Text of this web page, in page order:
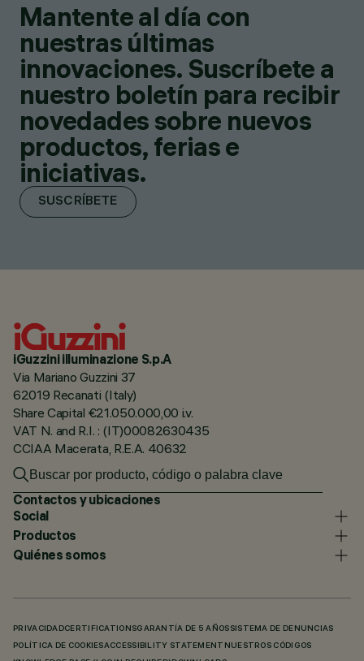
Mantente al día con
nuestras últimas
innovaciones. Suscríbete a
nuestro boletín para recibir
novedades sobre nuevos
productos, ferias e
iniciativas.
SUSCRÍBETE
iGuzzini illuminazione S.p.A
Via Mariano Guzzini 37
62019 Recanati (Italy)
Share Capital €21.050.000,00 i.v.
VAT N. and R.I. : (IT)00082630435
CCIAA Macerata, R.E.A. 40632
Contactos y ubicaciones
Social
Productos
Quiénes somos
PRIVACIDADCERTIFICATIONSGARANTÍA DE 5 AÑOS SISTEMA DE DENUNCIAS
POLÍTICA DE COOKIESACCESSIBILITY STATEMENT NUESTROS CÓDIGOS